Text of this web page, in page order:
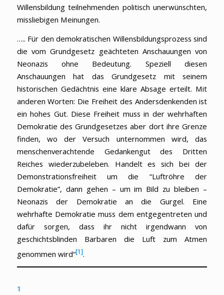
Willensbildung teilnehmenden politisch unerwünschten,
missliebigen Meinungen.
….. Für den demokratischen Willensbildungsprozess sind
die vom Grundgesetz geächteten Anschauungen von
Neonazis ohne Bedeutung. Speziell diesen
Anschauungen hat das Grundgesetz mit seinem
historischen Gedächtnis eine klare Absage erteilt. Mit
anderen Worten: Die Freiheit des Andersdenkenden ist
ein hohes Gut. Diese Freiheit muss in der wehrhaften
Demokratie des Grundgesetzes aber dort ihre Grenze
finden, wo der Versuch unternommen wird, das
menschenverachtende Gedankengut des Dritten
Reiches wiederzubeleben. Handelt es sich bei der
Demonstrationsfreiheit um die “Luftröhre der
Demokratie”, dann gehen – um im Bild zu bleiben –
Neonazis der Demokratie an die Gurgel. Eine
wehrhafte Demokratie muss dem entgegentreten und
dafür sorgen, dass ihr nicht irgendwann von
geschichtsblinden Barbaren die Luft zum Atmen
genommen wird“[1].
1